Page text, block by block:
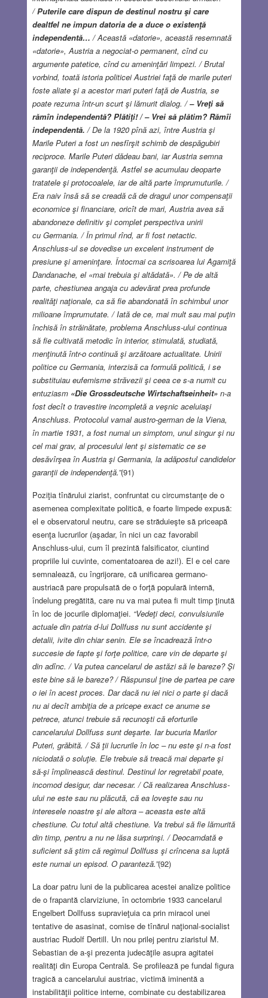
/Puterile care dispun de destinul nostru şi care
dealtfel ne impun datoria de a duce o existenţă
independentă… / Această «datorie», această resemnată
«datorie», Austria a negociat-o permanent, cînd cu
argumente patetice, cînd cu ameninţări limpezi. / Brutal
vorbind, toată istoria politicei Austriei faţă de marile puteri
foste aliate şi a acestor mari puteri faţă de Austria, se
poate rezuma într-un scurt şi lămurit dialog. /– Vreţi să
rămîn independentă? Plătiţi! / – Vrei să plătim? Rămîi
independentă. / De la 1920 pînă azi, între Austria şi
Marile Puteri a fost un nesfîrşit schimb de despăgubiri
reciproce. Marile Puteri dădeau bani, iar Austria semna
garanţii de independenţă. Astfel se acumulau deoparte
tratatele şi protocoalele, iar de altă parte împrumuturile. /
Era naiv însă să se creadă că de dragul unor compensaţii
economice şi financiare, oricît de mari, Austria avea să
abandoneze definitiv şi complet perspectiva unirii
cu Germania. / În primul rînd, ar fi fost netactic.
Anschluss-ul se dovedise un excelent instrument de
presiune şi ameninţare. Întocmai ca scrisoarea lui Agamiţă
Dandanache, el «mai trebuia şi altădată». / Pe de altă
parte, chestiunea angaja cu adevărat prea profunde
realităţi naţionale, ca să fie abandonată în schimbul unor
milioane împrumutate. / Iată de ce, mai mult sau mai puţin
închisă în străinătate, problema Anschluss-ului continua
să fie cultivată metodic în interior, stimulată, studiată,
menţinută într-o continuă şi arzătoare actualitate. Unirii
politice cu Germania, interzisă ca formulă politică, i se
substituiau eufemisme străvezii şi ceea ce s-a numit cu
entuziasm «Die Grossdeutsche Wirtschaftseinheit»n-a
fost decît o travestire incompletă a veşnic aceluiaşi
Anschluss. Protocolul vamal austro-german de la Viena,
în martie 1931, a fost numai un simptom, unul singur şi nu
cel mai grav, al procesului lent şi sistematic ce se
desăvîrşea în Austria şi Germania, la adăpostul candidelor
garanţii de independenţă.”(91)
Poziţia tînărului ziarist, confruntat cu circumstanţe de o
asemenea complexitate politică, e foarte limpede expusă:
el e observatorul neutru, care se străduieşte să priceapă
esenţa lucrurilor (aşadar, în nici un caz favorabil
Anschluss-ului, cum îl prezintă falsificator, ciuntind
propriile lui cuvinte, comentatoarea de azi!). El e cel care
semnalează, cu îngrijorare, că unificarea germano-
austriacă pare propulsată de o forţă populară internă,
îndelung pregătită, care nu va mai putea fi mult timp ţinută
în loc de jocurile diplomaţiei. “Vedeţi deci, convulsiunile
actuale din patria d-lui Dollfuss nu sunt accidente şi
detalii, ivite din chiar senin. Ele se încadrează într-o
succesie de fapte şi forţe politice, care vin de departe şi
din adînc. / Va putea cancelarul de astăzi să le bareze? Şi
este bine să le bareze? / Răspunsul ţine de partea pe care
o iei în acest proces. Dar dacă nu iei nici o parte şi dacă
nu ai decît ambiţia de a pricepe exact ce anume se
petrece, atunci trebuie să recunoşti că eforturile
cancelarului Dollfuss sunt deşarte. Iar bucuria Marilor
Puteri, grăbită. / Să ţii lucrurile în loc – nu este şi n-a fost
niciodată o soluţie. Ele trebuie să treacă mai departe şi
să-şi împlinească destinul. Destinul lor regretabil poate,
incomod desigur, dar necesar. / Că realizarea Anschluss-
ului ne este sau nu plăcută, că ea loveşte sau nu
interesele noastre şi ale altora – aceasta este altă
chestiune. Cu totul altă chestiune. Va trebui să fie lămurită
din timp, pentru a nu ne lăsa surprinşi. / Deocamdată e
suficient să ştim că regimul Dollfuss şi crîncena sa luptă
este numai un episod. O paranteză.”(92)
La doar patru luni de la publicarea acestei analize politice
de o frapantă clarviziune, în octombrie 1933 cancelarul
Engelbert Dollfuss supravieţuia ca prin miracol unei
tentative de asasinat, comise de tînărul naţional-socialist
austriac Rudolf Dertill. Un nou prilej pentru ziaristul M.
Sebastian de a-şi prezenta judecăţile asupra agitatei
realităţi din Europa Centrală. Se profilează pe fundal figura
tragică a cancelarului austriac, victimă iminentă a
instabilităţii politice interne, combinate cu destabilizarea